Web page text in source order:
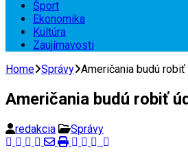
Šport
Ekonomika
Kultúra
Zaujímavosti
Home Správy Američania budú
Američania budú robiť
redakcia Správy